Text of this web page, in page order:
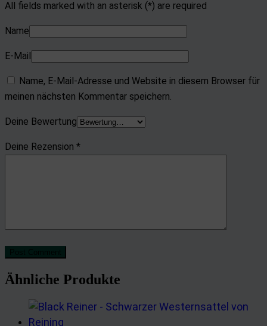
All fields marked with an asterisk (*) are required
Name
E-Mail
Name, E-Mail-Adresse und Website in diesem Browser für
meinen nächsten Kommentar speichern.
Deine Bewertung
Deine Rezension *
Ähnliche Produkte